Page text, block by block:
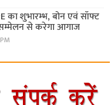
शुभारम्भ, बोन एवं सॉफ्ट
सम्मेलन से करेगा आगाज